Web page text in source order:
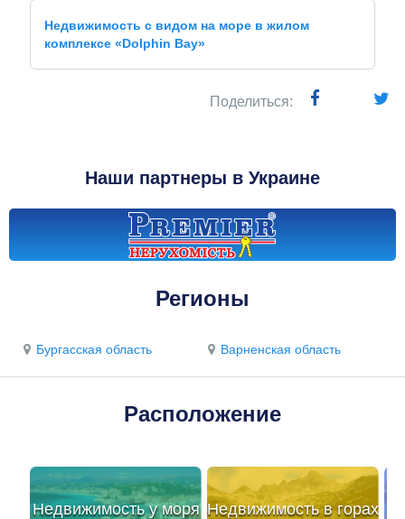
Недвижимость с видом на море в жилом
комплексе «Dolphin Bay»
Поделиться:
Наши партнеры в Украине
Регионы
Бургасская область Варненская область
Расположение
Недвижимость у моря Недвижимость в горах